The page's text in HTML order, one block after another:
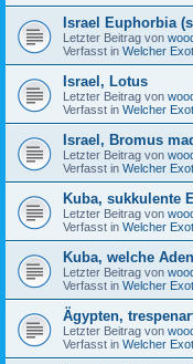
Israel Euphorbia
Letzter Beitrag von
Verfasst in Welcher
Israel, Lotus
Letzter Beitrag von
Verfasst in Welcher
Israel, Bromus
Letzter Beitrag von
Verfasst in Welcher
Kuba, sukkulente
Letzter Beitrag von
Verfasst in Welcher
Kuba, welche
Letzter Beitrag von
Verfasst in Welcher
Ägypten,
Letzter Beitrag von
Verfasst in Welcher